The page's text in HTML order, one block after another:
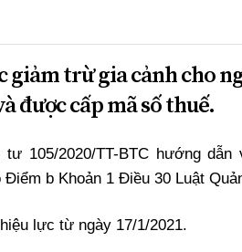
giảm trừ gia cảnh cho
được cấp mã số thuế.
tư 105/2020/TT-BTC hướng
b Khoản 1 Điều 30 Luật
lực từ ngày 17/1/2021.